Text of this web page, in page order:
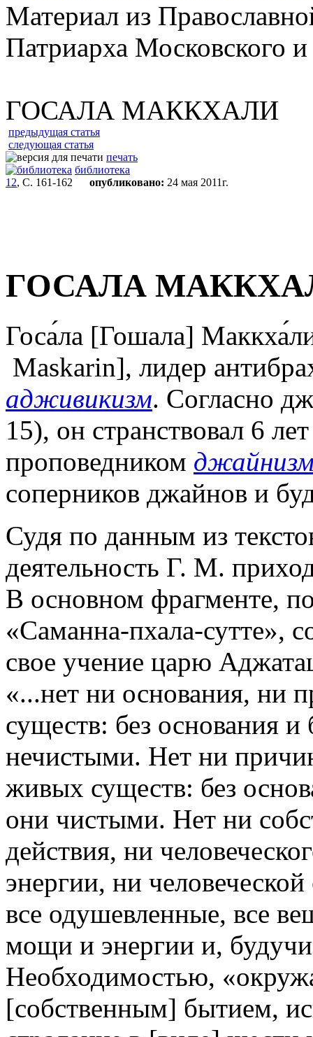
Материал из
Патриарха Московского
ГОСАЛА МАККХАЛИ
предыдущая статья
следующая статья
печать
библиотека
12, С. 161-162 опубликовано: 24 мая 2011г.
ГОСАЛА
Госа́ла [Гошала]
Maskarin], лидер
адживикизм. Согласно
15), он странствовал 6
проповедником
соперников джайнов и
Судя по данным из
деятельность Г. М.
В основном фрагменте,
«Саманна-пхала-сутте»,
свое учение царю
«...нет ни основания, ни
существ: без основания
нечистыми. Нет ни
живых существ: без
они чистыми. Нет ни
действия, ни
энергии, ни
все одушевленные, все
мощи и энергии и,
Необходимостью,
[собственным] бытием,